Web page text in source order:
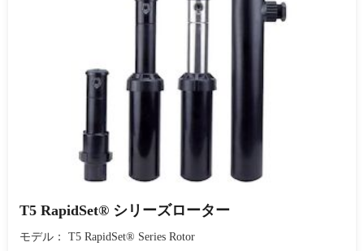
T5 RapidSet® シリーズローター
モデル： T5 RapidSet® Series Rotor